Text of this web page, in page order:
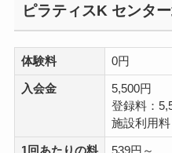
ピラティスK センタ
体験料 0円
入会金
5,500円
登録料：
施設利用
1回あたりの料
539円～